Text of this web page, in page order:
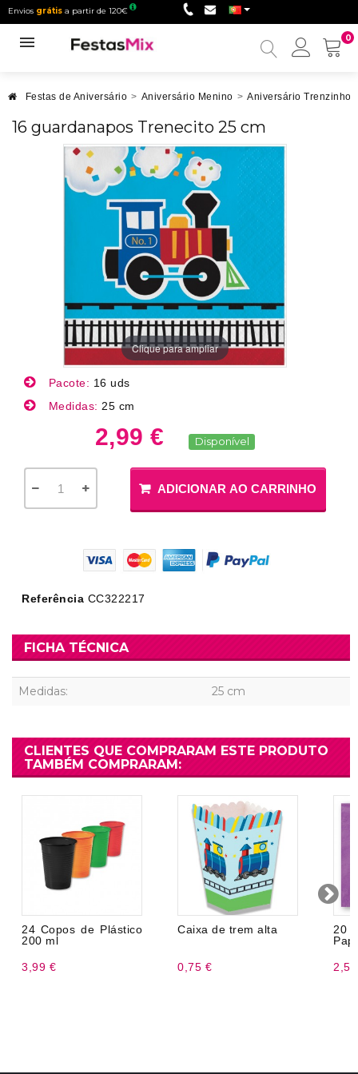
Envios grátis a partir de 120€
0
Minha
Festas de Aniversário > Aniversário Menino > Aniversário Trenzinho
16 guardanapos Trenecito 25 cm
Clique para ampliar
Pacote: 16 uds
Medidas: 25 cm
2,99 € Disponível
ADICIONAR AO CARRINHO
Referência CC322217
FICHA TÉCNICA
Medidas: 25 cm
CLIENTES QUE COMPRARAM ESTE PRODUTO
TAMBÉM COMPRARAM:
24 Copos de Plástico
200 ml
3,99 €
Caixa de trem alta
0,75 €
20